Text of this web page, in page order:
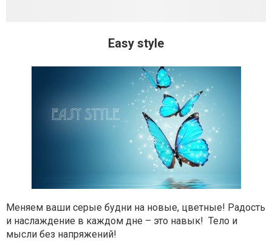
Easy style
Меняем ваши серые будни на новые, цветные! Радость
и наслаждение в каждом дне – это навык! Тело и
мысли без напряжений!